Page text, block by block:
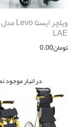
ویلچر ایستا Levo مدل
LAE
تومان0.00